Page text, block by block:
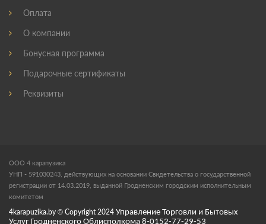
Оплата
О компании
Бонусная программа
Подарочные сертификаты
Реквизиты
ООО 4 карапузика
УНП - 591030243, действующих на основании Свидетельства о государственной
регистрации от 14.03.2019, выданной Гродненским городским исполнительным
комитетом
4karapuzika.by © Copyright 2024 Управление Торговли и Бытовых
Услуг Гродненского Облисполкома 8-0152-77-29-53